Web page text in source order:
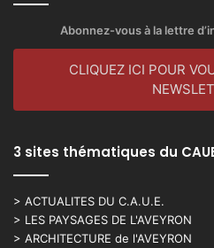
Abonnez-vous à la lettre
CLIQUEZ ICI POUR
3 sites thématiques du
> ACTUALITES DU C.A.U.E.
> LES PAYSAGES DE L'AVEYRON
> ARCHITECTURE de l'AVEYRON